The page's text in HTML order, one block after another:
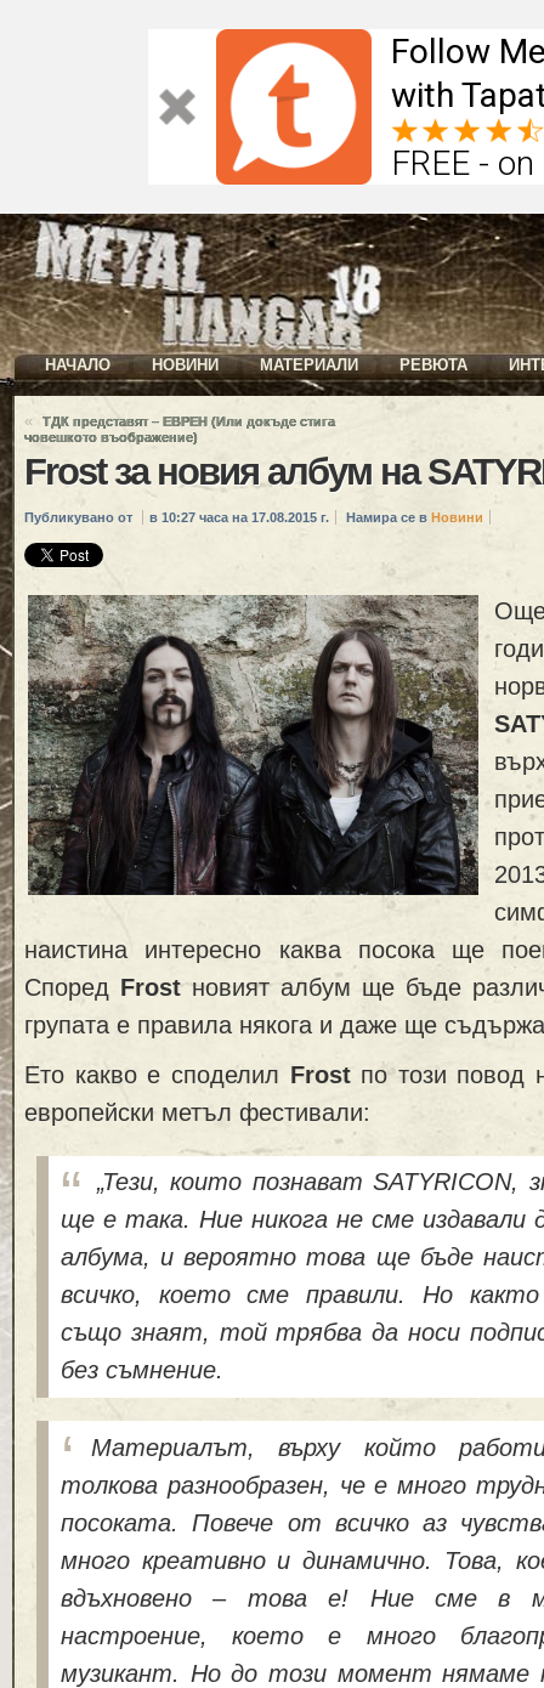
Follow
with
FREE -
НАЧАЛО НОВИНИ МАТЕРИАЛИ РЕВЮТА
«
ТДК представят – ЕВРЕН (Или докъде стига
човешкото въображение)
Frost за новия албум на
Публикувано от в 10:27 часа на 17.08.2015 г. Намира се в Новини
наистина интересно каква посока ще
Според Frostновият албум ще бъде
групата е правила някога и даже ще
Ето какво е споделил Frostпо този повод
европейски метъл фестивали:
„Тези, които познават SATYRICON,
ще е така. Ние никога не сме издавали
албума, и вероятно това ще бъде
всичко, което сме правили. Но
също знаят, той трябва да носи
без съмнение.
Материалът, върху който
толкова разнообразен, че е много
посоката. Повече от всичко аз
много креативно и динамично. Това,
вдъхновено – това е! Ние сме в
настроение, което е много
музикант. Но до този момент нямаме